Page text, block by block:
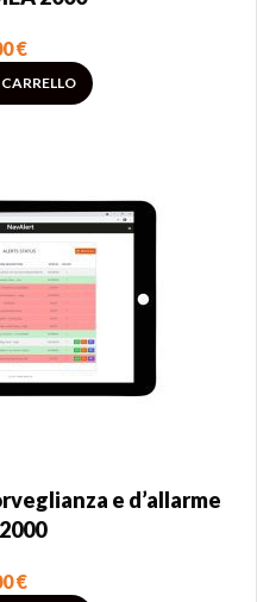
€
e d’allarme
€